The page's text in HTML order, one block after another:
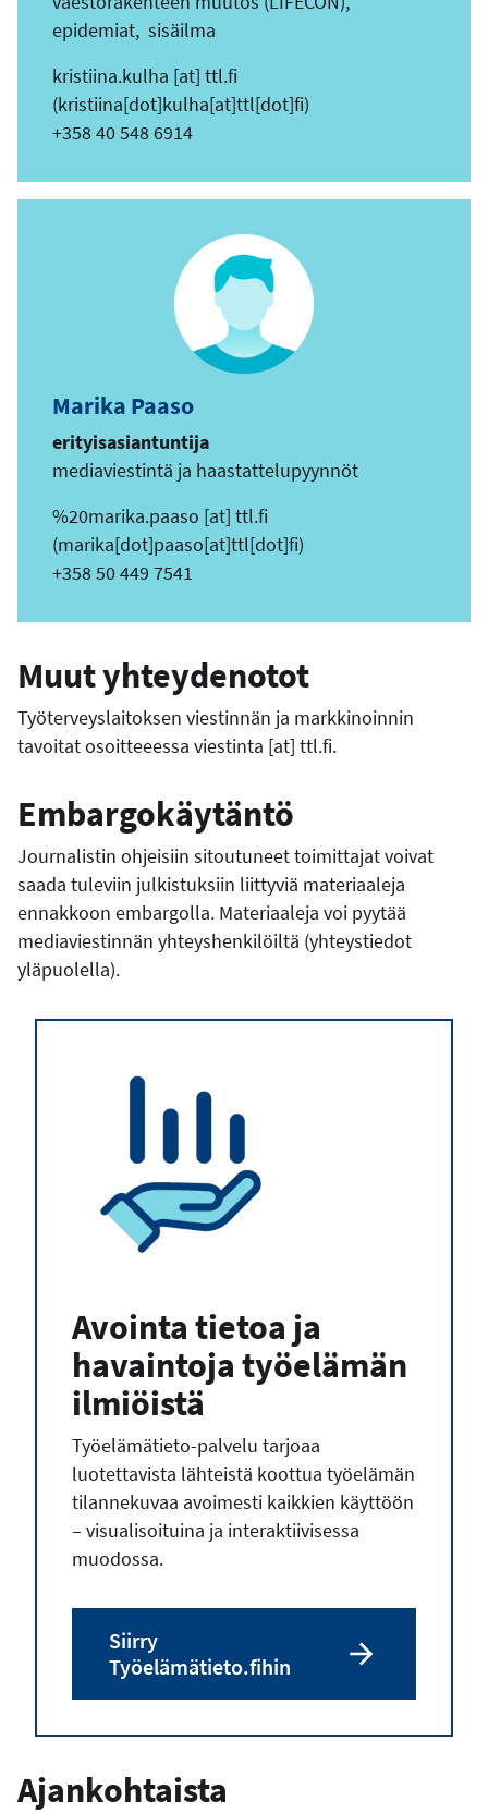
epidemiat, sisäilma
kristiina.kulha [at] ttl.fi
(kristiina[dot]kulha[at]ttl[dot]fi)
+358 40 548 6914
Marika Paaso
erityisasiantuntija
mediaviestintä ja haastattelupyynnöt
%20marika.paaso [at] ttl.fi
(marika[dot]paaso[at]ttl[dot]fi)
+358 50 449 7541
Muut yhteydenotot
Työterveyslaitoksen viestinnän ja markkinoinnin
tavoitat osoitteeessa viestinta [at] ttl.fi.
Embargokäytäntö
Journalistin ohjeisiin sitoutuneet toimittajat voivat
saada tuleviin julkistuksiin liittyviä materiaaleja
ennakkoon embargolla. Materiaaleja voi pyytää
mediaviestinnän yhteyshenkilöiltä (yhteystiedot
yläpuolella).
Avointa tietoa ja
havaintoja työelämän
ilmiöistä
Työelämätieto-palvelu tarjoaa
luotettavista lähteistä koottua työelämän
tilannekuvaa avoimesti kaikkien käyttöön
– visualisoituina ja interaktiivisessa
muodossa.
Siirry
Työelämätieto.fihin
Ajankohtaista